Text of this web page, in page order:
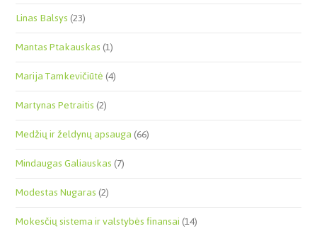
Linas Balsys(23)
Mantas Ptakauskas(1)
Marija Tamkevičiūtė(4)
Martynas Petraitis(2)
Medžių ir želdynų apsauga(66)
Mindaugas Galiauskas(7)
Modestas Nugaras(2)
Mokesčių sistema ir valstybės finansai(14)